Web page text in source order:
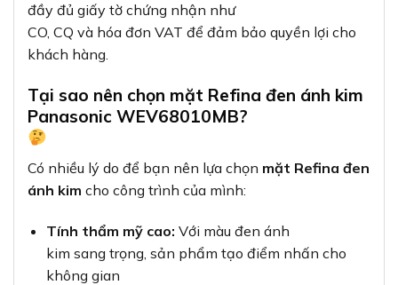
đầy đủ giấy tờ chứng nhận như
CO, CQ và hóa đơn VAT để đảm bảo quyền lợi cho
khách hàng.
Tại sao nên chọn mặt Refina đen ánh kim
Panasonic WEV68010MB?
Có nhiều lý do để bạn nên lựa chọn mặt Refina đen
ánh kim cho công trình của mình:
Tính thẩm mỹ cao: Với màu đen ánh
kim sang trọng, sản phẩm tạo điểm nhấn cho
không gian